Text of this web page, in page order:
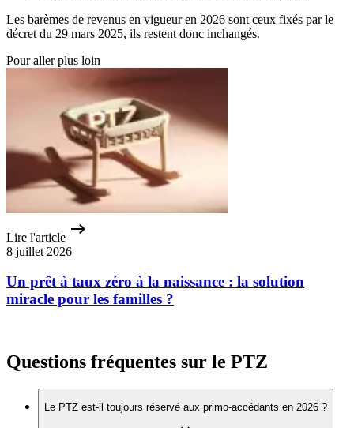
Les barèmes de revenus en vigueur en 2026 sont ceux fixés par le
décret du 29 mars 2025, ils restent donc inchangés.
Pour aller plus loin
Lire l'article
8 juillet 2026
Un prêt à taux zéro à la naissance : la solution
miracle pour les familles ?
Questions fréquentes sur le PTZ
Le PTZ est-il toujours réservé aux primo-accédants en 2026 ?